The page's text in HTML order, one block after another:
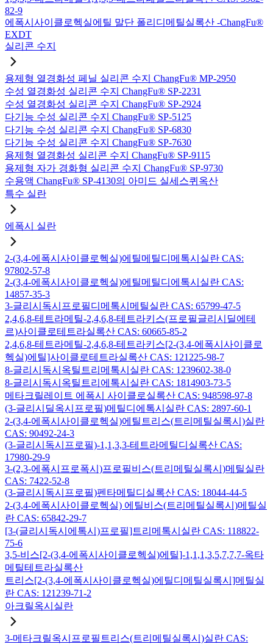
82-9
에폭시사이클로헥실에틸 말단 폴리디메틸실록산 -ChangFu®
EXDT
실리콘 수지
용제형 열경화성 페닐 실리콘 수지 ChangFu® MP-2950
수성 열경화성 실리콘 수지 ChangFu® SP-2231
수성 열경화성 실리콘 수지 ChangFu® SP-2924
다기능 수성 실리콘 수지 ChangFu® SP-5125
다기능 수성 실리콘 수지 ChangFu® SP-6830
다기능 수성 실리콘 수지 ChangFu® SP-7630
용제형 열경화성 실리콘 수지 ChangFu® SP-9115
용제형 자가 경화형 실리콘 수지 ChangFu® SP-9730
수용액 ChangFu® SP-4130의 아미드 실세스퀴옥산
특수 실란
에폭시 실란
2-(3,4-에폭시사이클로헥실)에틸메틸디메톡시실란 CAS:
97802-57-8
2-(3,4-에폭시사이클로헥실)에틸메틸디에톡시실란 CAS:
14857-35-3
3-글리시독시프로필디메톡시메틸실란 CAS: 65799-47-5
2,4,6,8-테트라메틸-2,4,6,8-테트라키스(프로필글리시딜에테
르)사이클로테트라실록산 CAS: 60665-85-2
2,4,6,8-테트라메틸-2,4,6,8-테트라키스[2-(3,4-에폭시사이클로
헥실)에틸]사이클로테트라실록산 CAS: 121225-98-7
8-글리시독시옥틸트리메톡시실란 CAS: 1239602-38-0
8-글리시독시옥틸트리에톡시실란 CAS: 1814903-73-5
메타크릴레이트 에폭시 사이클로실록산 CAS: 948598-97-8
(3-글리시딜옥시프로필)메틸디에톡시실란 CAS: 2897-60-1
2-(3,4-에폭시사이클로헥실)에틸트리스(트리메틸실록시)실란
CAS: 90492-24-3
(3-글리시독시프로필)-1,1,3,3-테트라메틸디실록산 CAS:
17980-29-9
3-(2,3-에폭시프로폭시)프로필비스(트리메틸실록시)메틸실란
CAS: 7422-52-8
(3-글리시독시프로필)펜타메틸디실록산 CAS: 18044-44-5
2-(3,4-에폭시사이클로헥실) 에틸비스(트리메틸실록시)메틸실
란 CAS: 65842-29-7
[3-(글리시독시에톡시)프로필]트리메톡시실란 CAS: 118822-
75-6
3,5-비스[2-(3,4-에폭시사이클로헥실)에틸]-1,1,1,3,5,7,7,7-옥타
메틸테트라실록산
트리스[2-(3,4-에폭시사이클로헥실)에틸디메틸실록시]메틸실
란 CAS: 121239-71-2
아크릴옥시실란
3-메타크릴옥시프로필트리스(트리메틸실록시)실란 CAS: